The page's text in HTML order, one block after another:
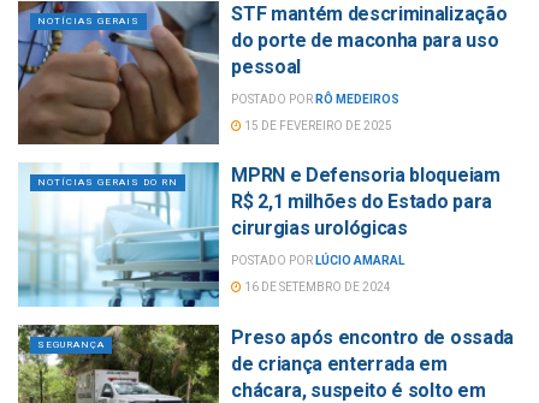
NOTÍCIAS GERAIS
STF mantém descriminalização
do porte de maconha para uso
pessoal
POSTADO POR RÔ MEDEIROS
15 DE FEVEREIRO DE 2025
NOTÍCIAS GERAIS DO RN
MPRN e Defensoria bloqueiam
R$ 2,1 milhões do Estado para
cirurgias urológicas
POSTADO POR LÚCIO AMARAL
16 DE SETEMBRO DE 2024
SEGURANÇA
Preso após encontro de ossada
de criança enterrada em
chácara, suspeito é solto em